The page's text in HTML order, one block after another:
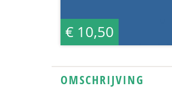
€ 10,50
OMSCHRIJVING